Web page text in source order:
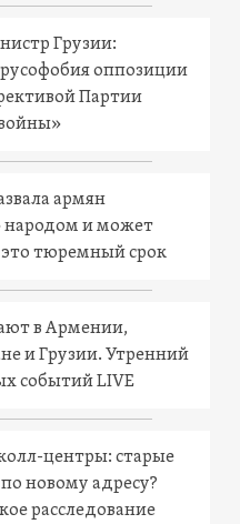
Грузии:
оппозиции
Партии
армян
народом и может
это тюремный срок
в Армении,
и Грузии. Утренний
событий LIVE
центры: старые
новому адресу?
расследование